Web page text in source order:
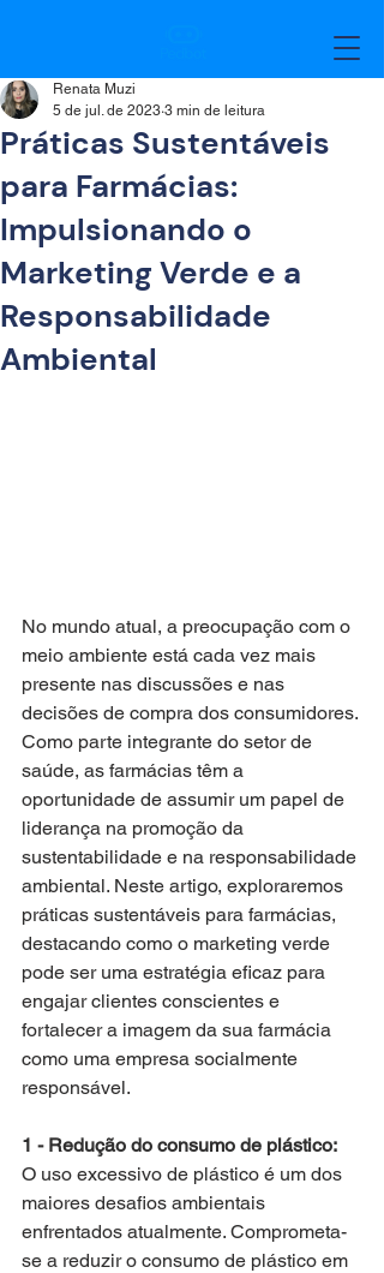
Práticas Sustentáveis
para Farmácias:
Impulsionando o
Marketing Verde e a
Responsabilidade
Ambiental
Renata Muzi
5 de jul. de 2023 3 min de leitura
No mundo atual, a preocupação com o
meio ambiente está cada vez mais
presente nas discussões e nas
decisões de compra dos consumidores.
Como parte integrante do setor de
saúde, as farmácias têm a
oportunidade de assumir um papel de
liderança na promoção da
sustentabilidade e na responsabilidade
ambiental. Neste artigo, exploraremos
práticas sustentáveis para farmácias,
destacando como o marketing verde
pode ser uma estratégia eficaz para
engajar clientes conscientes e
fortalecer a imagem da sua farmácia
como uma empresa socialmente
responsável.
1 - Redução do consumo de plástico:
O uso excessivo de plástico é um dos
maiores desafios ambientais
enfrentados atualmente. Comprometa-
se a reduzir o consumo de plástico em